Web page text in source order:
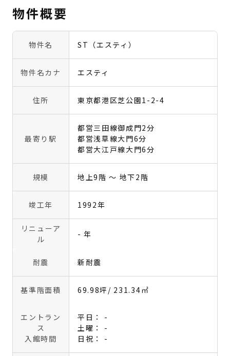
物件概要
物件名 ST（エスティ）
物件名カナ エスティ
住所 東京都港区芝公園1-2-4
最寄り駅
都営三田線御成門2分
都営浅草線大門6分
都営大江戸線大門6分
規模 地上9階 〜 地下2階
竣工年 1992年
リニューア
ル
- 年
耐震 新耐震
基準階面積 69.98坪 / 231.34㎡
エントラン
ス
入館時間
平日： -
土曜： -
日祝： -